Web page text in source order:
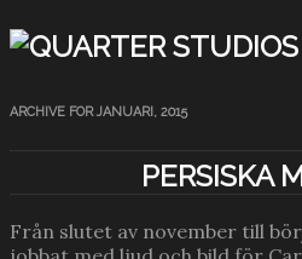
ARCHIVE FOR JANUARI, 2015
PERSISKA
Från slutet av november till